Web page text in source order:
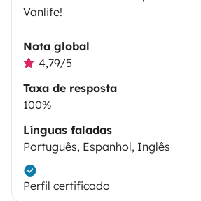
Vanlife!
Nota global
4,79/5
Taxa de resposta
100%
Línguas faladas
Português, Espanhol, Inglês
Perfil certificado